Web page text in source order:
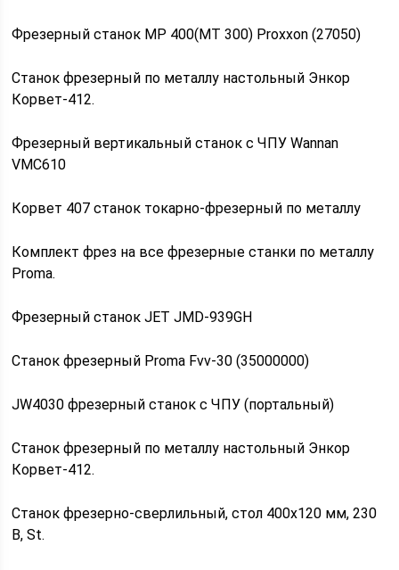
Фрезерный станок MP 400(МТ 300) Proxxon (27050)
Станок фрезерный по металлу настольный Энкор
Корвет-412.
Фрезерный вертикальный станок с ЧПУ Wannan
VMC610
Корвет 407 станок токарно-фрезерный по металлу
Комплект фрез на все фрезерные станки по металлу
Proma.
Фрезерный станок JET JMD-939GH
Станок фрезерный Proma Fvv-30 (35000000)
JW4030 фрезерный станок с ЧПУ (портальный)
Станок фрезерный по металлу настольный Энкор
Корвет-412.
Станок фрезерно-сверлильный, стол 400х120 мм, 230
В, St.